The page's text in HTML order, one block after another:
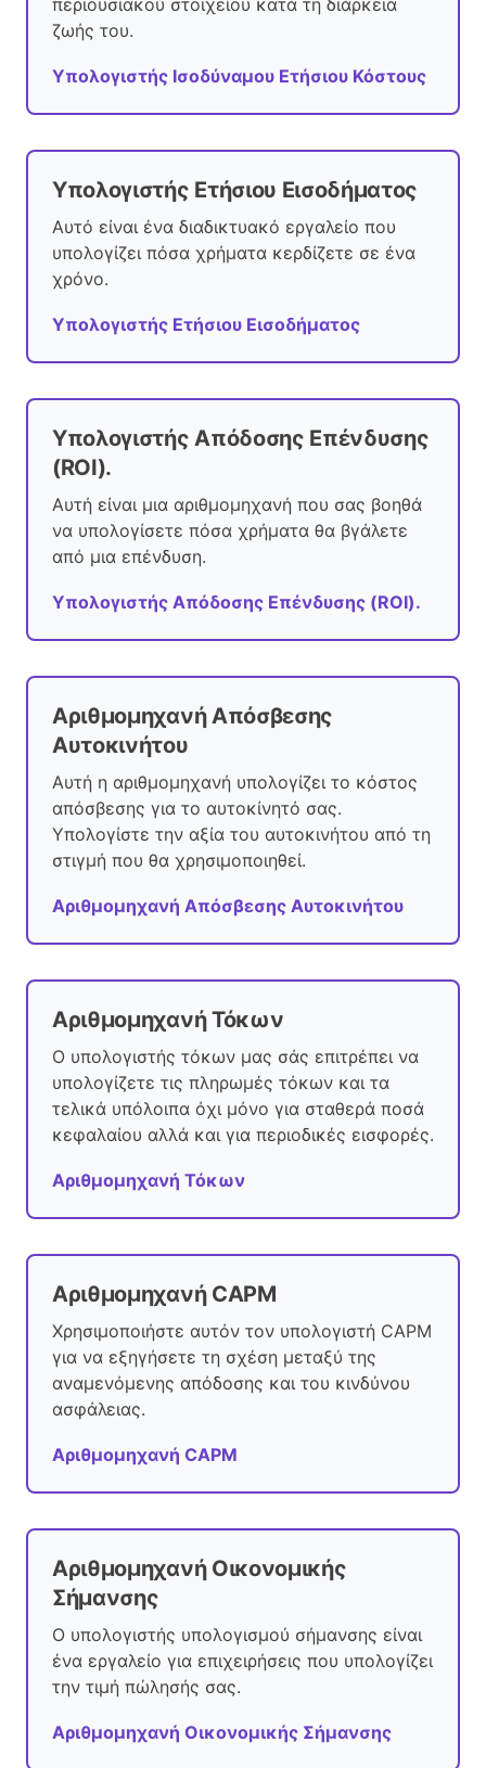
περιουσιακού στοιχείου κατά τη διάρκεια
ζωής του.
Υπολογιστής Ισοδύναμου Ετήσιου Κόστους
Υπολογιστής Ετήσιου Εισοδήματος
Αυτό είναι ένα διαδικτυακό εργαλείο που
υπολογίζει πόσα χρήματα κερδίζετε σε ένα
χρόνο.
Υπολογιστής Ετήσιου Εισοδήματος
Υπολογιστής Απόδοσης Επένδυσης
(ROI).
Αυτή είναι μια αριθμομηχανή που σας βοηθά
να υπολογίσετε πόσα χρήματα θα βγάλετε
από μια επένδυση.
Υπολογιστής Απόδοσης Επένδυσης (ROI).
Αριθμομηχανή Απόσβεσης
Αυτοκινήτου
Αυτή η αριθμομηχανή υπολογίζει το κόστος
απόσβεσης για το αυτοκίνητό σας.
Υπολογίστε την αξία του αυτοκινήτου από τη
στιγμή που θα χρησιμοποιηθεί.
Αριθμομηχανή Απόσβεσης Αυτοκινήτου
Αριθμομηχανή Τόκων
Ο υπολογιστής τόκων μας σάς επιτρέπει να
υπολογίζετε τις πληρωμές τόκων και τα
τελικά υπόλοιπα όχι μόνο για σταθερά ποσά
κεφαλαίου αλλά και για περιοδικές εισφορές.
Αριθμομηχανή Τόκων
Αριθμομηχανή CAPM
Χρησιμοποιήστε αυτόν τον υπολογιστή CAPM
για να εξηγήσετε τη σχέση μεταξύ της
αναμενόμενης απόδοσης και του κινδύνου
ασφάλειας.
Αριθμομηχανή CAPM
Αριθμομηχανή Οικονομικής
Σήμανσης
Ο υπολογιστής υπολογισμού σήμανσης είναι
ένα εργαλείο για επιχειρήσεις που υπολογίζει
την τιμή πώλησής σας.
Αριθμομηχανή Οικονομικής Σήμανσης